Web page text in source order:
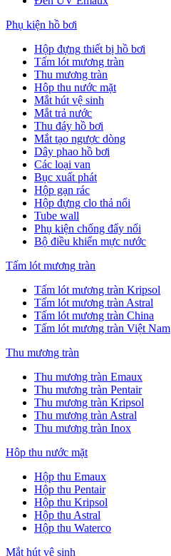
Phụ kiện hồ bơi
Hộp đựng thiết bị hồ bơi
Tấm lót mương tràn
Thu mương tràn
Hôp thu nước mặt
Mắt hút vệ sinh
Mắt trả nước
Thu đáy hồ bơi
Mắt tạo ngược dòng
Dây phao hồ bơi
Các loại van
Bục xuất phát
Hộp gạn rác
Hộp đựng clo thả nổi
Tube wall
Phụ kiện chống đẩy nổi
Bộ điều khiển mực nước
Tấm lót mương tràn
Tấm lót mương tràn Kripsol
Tấm lót mương tràn Astral
Tấm lót mương tràn China
Tấm lót mương tràn Việt Nam
Thu mương tràn
Thu mương tràn Emaux
Thu mương tràn Pentair
Thu mương tràn Kripsol
Thu mương tràn Astral
Thu mương tràn Inox
Hôp thu nước mặt
Hộp thu Emaux
Hộp thu Pentair
Hộp thu Kripsol
Hộp thu Astral
Hộp thu Waterco
Mắt hút vệ sinh